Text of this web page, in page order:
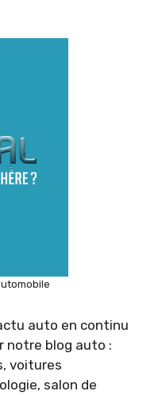
auto en continu
notre blog auto :
voitures
salon de